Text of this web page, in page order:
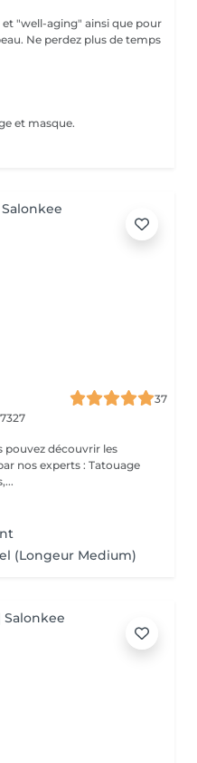
ainsi que pour
temps
et masque.
37
pouvez découvrir les
: Tatouage
(Longeur Medium)